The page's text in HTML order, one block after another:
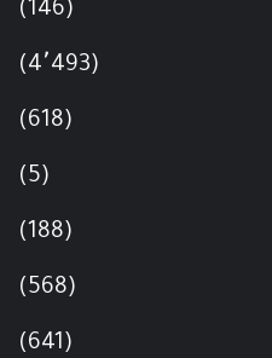
(146)
(4٬493)
(618)
(5)
(188)
(568)
(641)